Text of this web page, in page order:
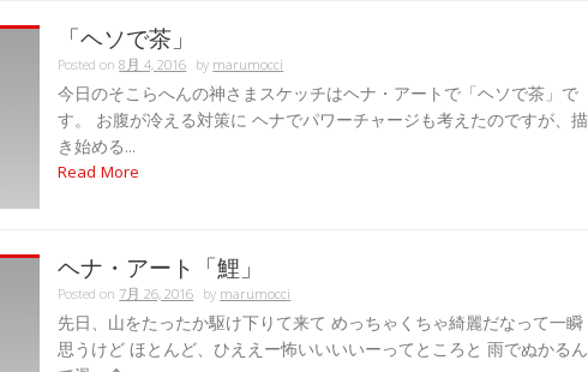
「ヘソで茶」
Posted on8月 4, 2016 bymarumocci
今日のそこらへんの神さまスケッチはヘナ・アートで「ヘソで茶」で
す。 お腹が冷える対策に ヘナでパワーチャージも考えたのですが、描
き始める...
Read More
ヘナ・アート「鯉」
Posted on7月 26, 2016 bymarumocci
先日、山をたったか駆け下りて来て めっちゃくちゃ綺麗だなって一瞬
思うけど ほとんど、ひええー怖いいいいーってところと 雨でぬかるん